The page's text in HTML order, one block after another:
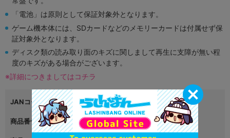
「電池」は原則として保証対象外となります。
ゲーム機本体には、SDカードなどのメモリーカードは付属せず保
証対象外となります。
ディスク類の読み取り面のキズに関しまして再生に支障が無い程
度のキズがある場合がございます。
※詳細につきましてはコチラ
JANコード 4999999999999
商品番号 L05544969